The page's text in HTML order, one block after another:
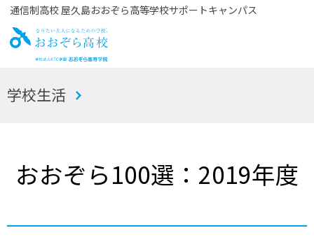
通信制高校 屋久島おおぞら高等学校サポートキャンパス
お
学校生活
おおぞら100選：2019年度